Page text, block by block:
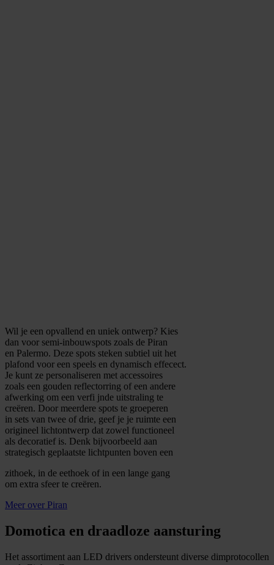
Wil je een opvallend en uniek ontwerp? Kies
dan voor semi-inbouwspots zoals de Piran
en Palermo. Deze spots steken subtiel uit het
plafond voor een speels en dynamisch effecect.
Je kunt ze personaliseren met accessoires
zoals een gouden reflectorring of een andere
afwerking om een verfi jnde uitstraling te
creëren. Door meerdere spots te groeperen
in sets van twee of drie, geef je je ruimte een
origineel lichtontwerp dat zowel functioneel
als decoratief is. Denk bijvoorbeeld aan
strategisch geplaatste lichtpunten boven een
zithoek, in de eethoek of in een lange gang
om extra sfeer te creëren.
Meer over Piran
Domotica en draadloze aansturing
Het assortiment aan LED drivers ondersteunt diverse dimprotocollen